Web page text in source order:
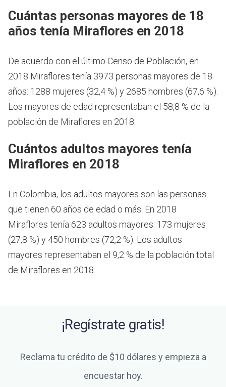
Cuántas personas mayores de 18
años tenía Miraflores en 2018
De acuerdo con el último Censo de Población, en
2018 Miraflores tenía 3973 personas mayores de 18
años: 1288 mujeres (32,4 %) y 2685 hombres (67,6 %).
Los mayores de edad representaban el 58,8 % de la
población de Miraflores en 2018.
Cuántos adultos mayores tenía
Miraflores en 2018
En Colombia, los adultos mayores son las personas
que tienen 60 años de edad o más. En 2018
Miraflores tenía 623 adultos mayores: 173 mujeres
(27,8 %) y 450 hombres (72,2 %). Los adultos
mayores representaban el 9,2 % de la población total
de Miraflores en 2018.
¡Regístrate gratis!
Reclama tu crédito de $10 dólares y empieza a
encuestar hoy.